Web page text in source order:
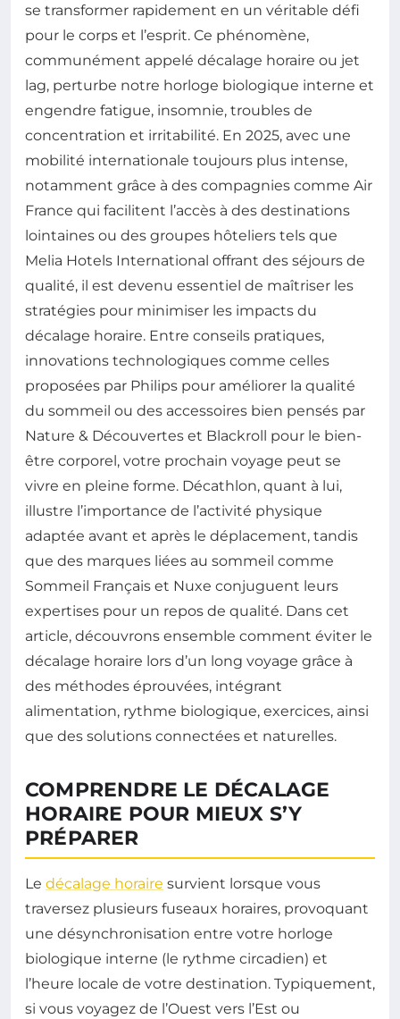
se transformer rapidement en un véritable défi
pour le corps et l’esprit. Ce phénomène,
communément appelé décalage horaire ou jet
lag, perturbe notre horloge biologique interne et
engendre fatigue, insomnie, troubles de
concentration et irritabilité. En 2025, avec une
mobilité internationale toujours plus intense,
notamment grâce à des compagnies comme Air
France qui facilitent l’accès à des destinations
lointaines ou des groupes hôteliers tels que
Melia Hotels International offrant des séjours de
qualité, il est devenu essentiel de maîtriser les
stratégies pour minimiser les impacts du
décalage horaire. Entre conseils pratiques,
innovations technologiques comme celles
proposées par Philips pour améliorer la qualité
du sommeil ou des accessoires bien pensés par
Nature & Découvertes et Blackroll pour le bien-
être corporel, votre prochain voyage peut se
vivre en pleine forme. Décathlon, quant à lui,
illustre l’importance de l’activité physique
adaptée avant et après le déplacement, tandis
que des marques liées au sommeil comme
Sommeil Français et Nuxe conjuguent leurs
expertises pour un repos de qualité. Dans cet
article, découvrons ensemble comment éviter le
décalage horaire lors d’un long voyage grâce à
des méthodes éprouvées, intégrant
alimentation, rythme biologique, exercices, ainsi
que des solutions connectées et naturelles.
COMPRENDRE LE DÉCALAGE
HORAIRE POUR MIEUX S’Y
PRÉPARER
Le décalage horaire survient lorsque vous
traversez plusieurs fuseaux horaires, provoquant
une désynchronisation entre votre horloge
biologique interne (le rythme circadien) et
l’heure locale de votre destination. Typiquement,
si vous voyagez de l’Ouest vers l’Est ou